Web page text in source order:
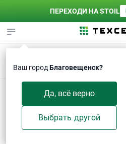
ПЕРЕХОДИ НА STOIL
Ваш город Благовещенск?
Да, всё верно
Выбрать другой
Замок